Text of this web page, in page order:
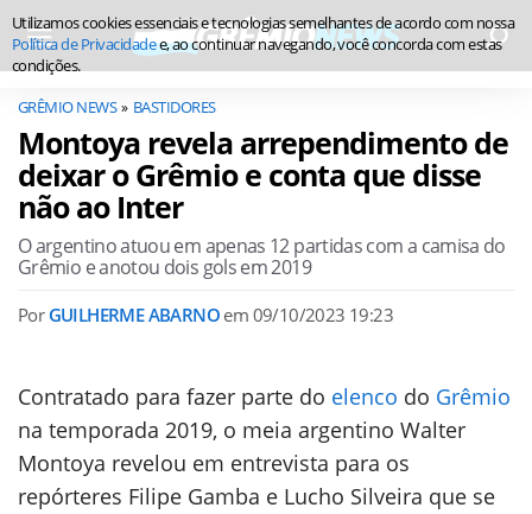
GRÊMIO NEWS BASTIDORES
Montoya revela arrependimento de
deixar o Grêmio e conta que disse
não ao Inter
O argentino atuou em apenas 12 partidas com a camisa do
Grêmio e anotou dois gols em 2019
Por GUILHERME ABARNO em 09/10/2023 19:23
Contratado para fazer parte do elenco do Grêmio
na temporada 2019, o meia argentino Walter
Montoya revelou em entrevista para os
repórteres Filipe Gamba e Lucho Silveira que se
Utilizamos cookies essenciais e tecnologias semelhantes de acordo com nossa
Política de Privacidadee, ao continuar navegando, você concorda com estas
condições.